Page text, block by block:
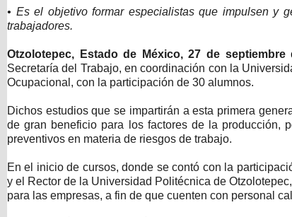
• Es el objetivo formar especialistas que impulsen y
trabajadores.
Otzolotepec, Estado de México, 27 de septiembre
Secretaría del Trabajo, en coordinación con la
Ocupacional, con la participación de 30 alumnos.
Dichos estudios que se impartirán a esta primera
de gran beneficio para los factores de la producción,
preventivos en materia de riesgos de trabajo.
En el inicio de cursos, donde se contó con la
y el Rector de la Universidad Politécnica de
para las empresas, a fin de que cuenten con personal